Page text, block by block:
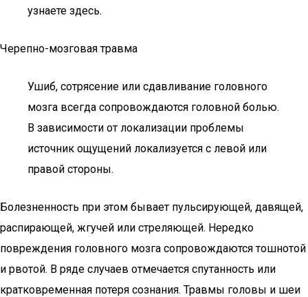
узнаете здесь.
Черепно-мозговая травма
Ушиб, сотрясение или сдавливание головного
мозга всегда сопровождаются головной болью.
В зависимости от локализации проблемы
источник ощущений локализуется с левой или
правой стороны.
Болезненность при этом бывает пульсирующей, давящей,
распирающей, жгучей или стреляющей. Нередко
повреждения головного мозга сопровождаются тошнотой
и рвотой. В ряде случаев отмечается спутанность или
кратковременная потеря сознания. Травмы головы и шеи